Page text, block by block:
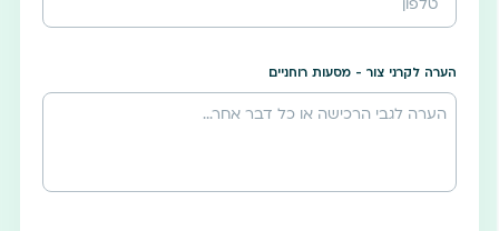
הערה לקרני צור - מסעות רוחניים